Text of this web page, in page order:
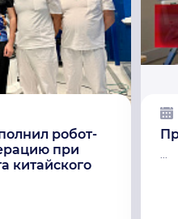
робот-
при
китайского